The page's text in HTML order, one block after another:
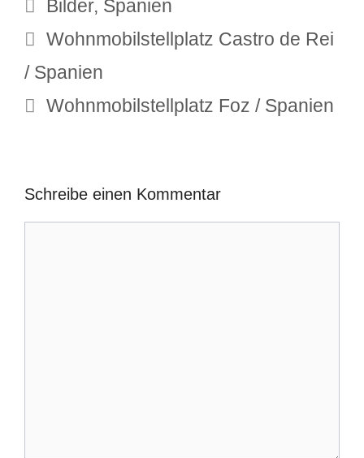
Bilder, Spanien
Wohnmobilstellplatz Castro de Rei
/ Spanien
Wohnmobilstellplatz Foz / Spanien
Schreibe einen Kommentar